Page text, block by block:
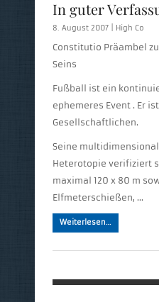
In guter
8. August 2007 | High Co
Constitutio Präambel
Seins
Fußball ist ein
ephemeres Event . Er
Gesellschaftlichen.
Seine
Heterotopie verifiziert
maximal 120 x 80 m
Elfmeterschießen, …
Weiterlesen…